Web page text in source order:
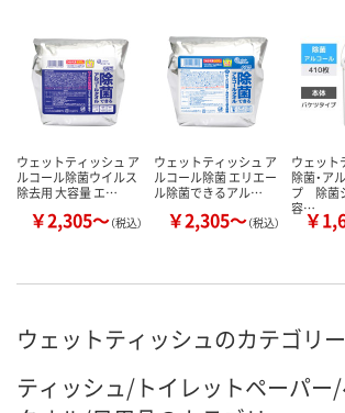
ウェットティッシュ ア
ルコール除菌ウイルス
除去用 大容量 エ…
￥2,305～（税込）
ウェットティッシュ ア
ルコール除菌 エリエー
ル除菌できるアル…
￥2,305～（税込）
ウェッ
除菌・ア
プ 除菌
容…￥
ウェットティッシュのカテゴリー
ティッシュ/トイレットペーパー